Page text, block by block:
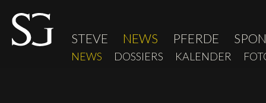
STEVE NEWS PFERDE
NEWS DOSSIERS KALENDER